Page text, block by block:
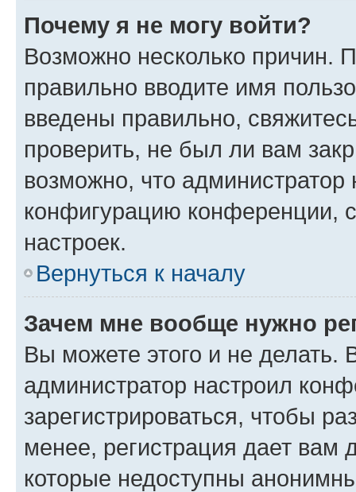
Почему я не могу войти?
Возможно несколько причин.
правильно вводите имя
введены правильно,
проверить, не был ли вам
возможно, что администратор
конфигурацию конференции,
настроек.
Вернуться к началу
Зачем мне вообще нужно
Вы можете этого и не делать.
администратор настроил
зарегистрироваться, чтобы
менее, регистрация дает вам
которые недоступны